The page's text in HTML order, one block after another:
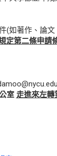
著作、論文
定第二條申請
室 走進來左轉